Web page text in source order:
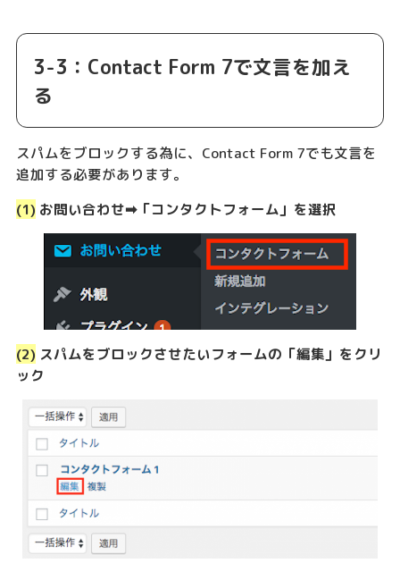
3-3：Contact Form 7で文言を加え
る
スパムをブロックする為に、Contact Form 7でも文言を
追加する必要があります。
(1) お問い合わせ➡︎「コンタクトフォーム」を選択
(2) スパムをブロックさせたいフォームの「編集」をクリ
ック